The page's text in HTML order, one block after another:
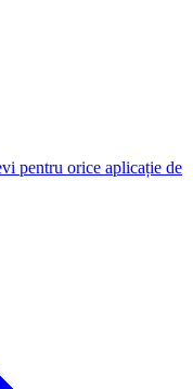
pentru orice aplicație de